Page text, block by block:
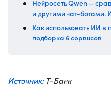
Нейросеть Qwen —
и другими чат-ботами.
Как использовать ИИ в
подборка 6 сервисов
Источник:Т-Банк